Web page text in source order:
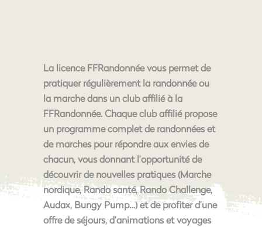
La licence FFRandonnée vous permet de
pratiquer régulièrement la randonnée ou
la marche dans un club affilié à la
FFRandonnée. Chaque club affilié propose
un programme complet de randonnées et
de marches pour répondre aux envies de
chacun, vous donnant l’opportunité de
découvrir de nouvelles pratiques (Marche
nordique, Rando santé, Rando Challenge,
Audax, Bungy Pump…) et de profiter d’une
offre de séjours, d’animations et voyages